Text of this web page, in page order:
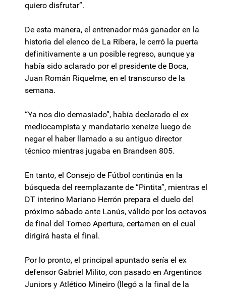
quiero disfrutar”.
De esta manera, el entrenador más ganador en la
historia del elenco de La Ribera, le cerró la puerta
definitivamente a un posible regreso, aunque ya
había sido aclarado por el presidente de Boca,
Juan Román Riquelme, en el transcurso de la
semana.
“Ya nos dio demasiado”, había declarado el ex
mediocampista y mandatario xeneize luego de
negar el haber llamado a su antiguo director
técnico mientras jugaba en Brandsen 805.
En tanto, el Consejo de Fútbol continúa en la
búsqueda del reemplazante de “Pintita”, mientras el
DT interino Mariano Herrón prepara el duelo del
próximo sábado ante Lanús, válido por los octavos
de final del Torneo Apertura, certamen en el cual
dirigirá hasta el final.
Por lo pronto, el principal apuntado sería el ex
defensor Gabriel Milito, con pasado en Argentinos
Juniors y Atlético Mineiro (llegó a la final de la